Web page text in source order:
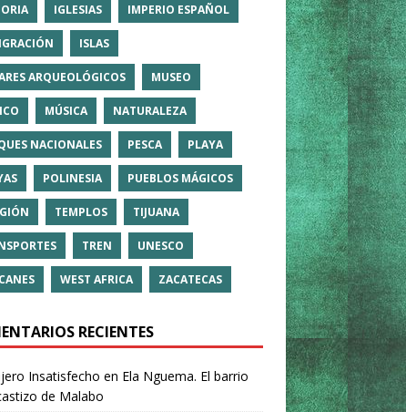
IGLESIAS IMPERIO ESPAÑOL
ISLAS
ARQUEOLÓGICOS MUSEO
MÚSICA NATURALEZA
NACIONALES PESCA PLAYA
POLINESIA PUEBLOS MÁGICOS
TEMPLOS TIJUANA
TREN UNESCO
WEST AFRICA ZACATECAS
RECIENTES
Insatisfecho en Ela Nguema. El barrio
de Malabo